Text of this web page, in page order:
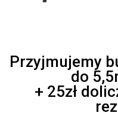
Przyjmujemy
do
+ 25zł